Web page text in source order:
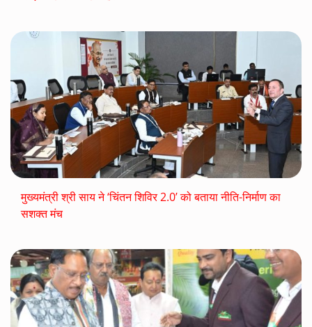
मुख्यमंत्री श्री साय ने ‘चिंतन शिविर 2.0’ को बताया नीति-निर्माण का
सशक्त मंच